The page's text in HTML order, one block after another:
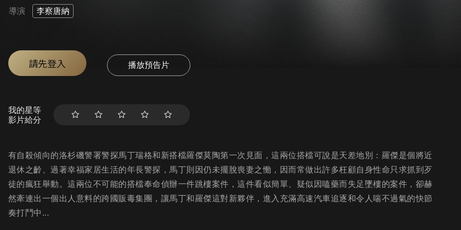
導演 李察唐納
請先登入 播放預告片
我的星等
影片給分
有自殺傾向的洛杉磯警署警探馬丁瑞格和新搭檔羅傑莫陶第一次見面，這兩位搭檔可說是天差地別：羅傑是個將近
退休之齡、過著幸福家居生活的年長警探，馬丁則因仍未擺脫喪妻之慟，因而常做出許多枉顧自身性命只求抓到歹
徒的瘋狂舉動。這兩位不可能的搭檔奉命偵辦一件跳樓案件，這件看似簡單、疑似因嗑藥而失足墜樓的案件，卻赫
然牽連出一個出人意料的跨國販毒集團，讓馬丁和羅傑這對新夥伴，進入充滿高速汽車追逐和令人喘不過氣的快節
奏打鬥中...